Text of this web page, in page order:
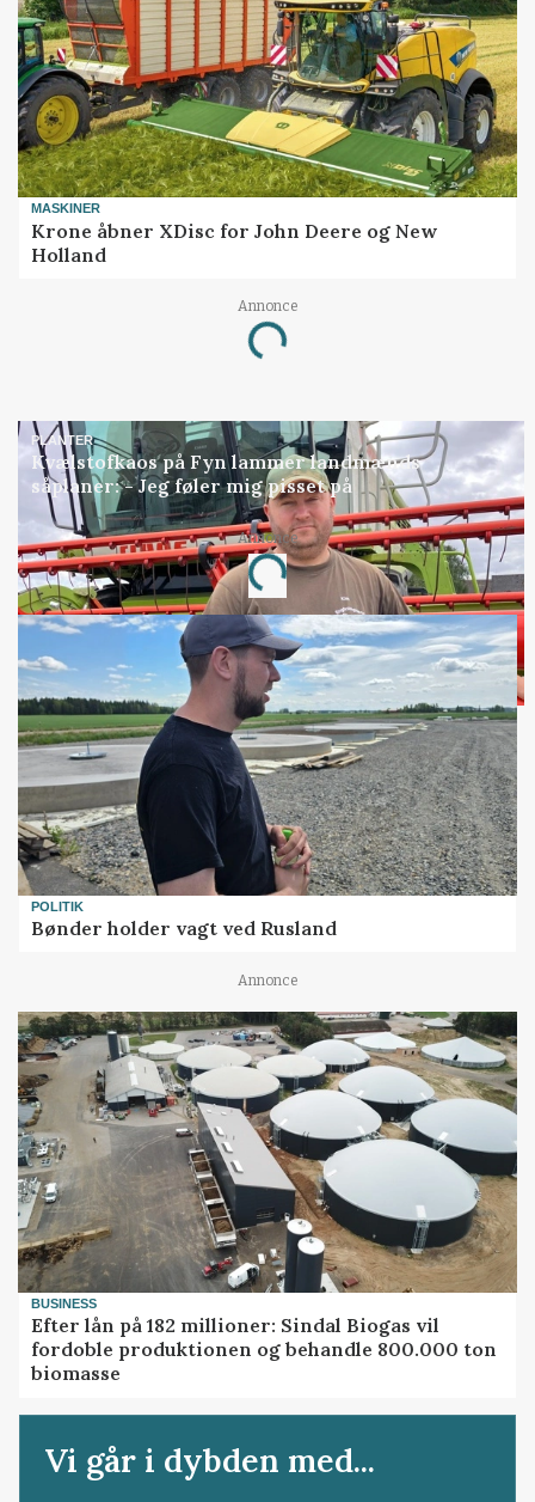
MASKINER
Krone åbner XDisc for John Deere og New
Holland
Annonce
Loading...
PLANTER
Kvælstofkaos på Fyn lammer landmænds
såplaner: - Jeg føler mig pisset på
Annonce
Loading...
POLITIK
Bønder holder vagt ved Rusland
Annonce
BUSINESS
Efter lån på 182 millioner: Sindal Biogas vil
fordoble produktionen og behandle 800.000 ton
biomasse
Vi går i dybden med...